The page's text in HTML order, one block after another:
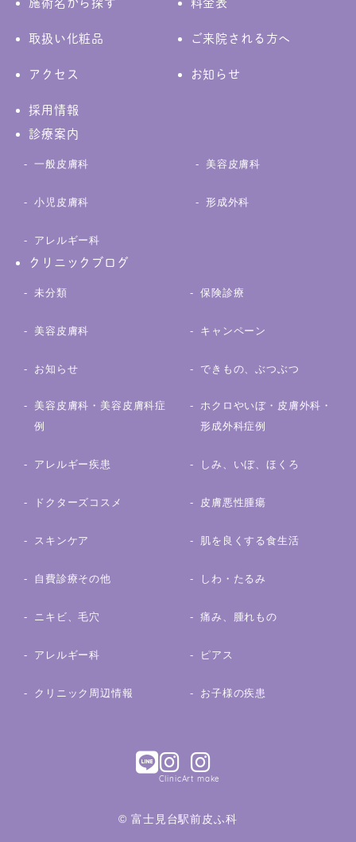
施術名から探す 料金表
取扱い化粧品 ご来院される方へ
アクセス お知らせ
採用情報
診療案内
一般皮膚科 美容皮膚科
小児皮膚科 形成外科
アレルギー科
クリニックブログ
未分類 保険診療
美容皮膚科 キャンペーン
お知らせ できもの、ぶつぶつ
美容皮膚科・美容皮膚科症
例
ホクロやいぼ・皮膚外科・
形成外科症例
アレルギー疾患 しみ、いぼ、ほくろ
ドクターズコスメ 皮膚悪性腫瘍
スキンケア 肌を良くする食生活
自費診療その他 しわ・たるみ
ニキビ、毛穴 痛み、腫れもの
アレルギー科 ピアス
クリニック周辺情報 お子様の疾患
ClinicArt make
© 富士見台駅前皮ふ科